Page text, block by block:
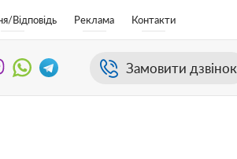
Відповідь Реклама Контакти
Замовити дзвінок